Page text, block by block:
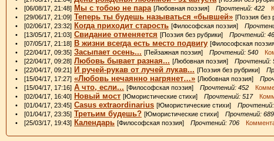
• [06/08/17, 21:48] Мы с тобою не пара [Любовная поэзия] Прочтений: 422
• [29/06/17, 21:09] Теперь ты будешь называться «бывшей» [Поэзия без
• [02/06/17, 23:32] Когда приходит старость [Философская поэзия]
• [13/05/17, 21:03] Свидание отменяется [Поэзия без рубрики] Прочтений:
• [07/05/17, 21:18] В жизни всегда есть место подвигу [Философская
• [22/04/17, 09:35] Засыпает осень... [Пейзажная поэзия] Прочтений: 540
• [22/04/17, 09:28] Любовь бывает разная... [Любовная поэзия] Прочтений:
• [22/04/17, 09:21] И ручей-рукав от лучей лукав... [Поэзия без рубрики]
• [15/04/17, 17:27] «Любовь нечаянно нагрянет…» [Любовная поэзия]
• [15/04/17, 17:16] А что, если... [Философская поэзия] Прочтений: 452
• [02/04/17, 16:40] Новый мост [Юмористические стихи] Прочтений: 517
• [01/04/17, 23:45] Casus extraordinarius [Юмористические стихи]
• [01/04/17, 23:35] Третьим будешь? [Юмористические стихи] Прочтений: 689
• [25/03/17, 19:43] Календарь [Философская поэзия] Прочтений: 706